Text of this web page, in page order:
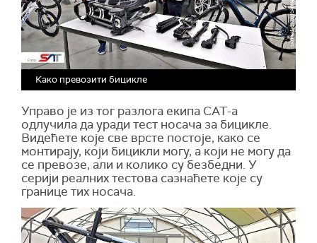
Како превозити бицикле
Управо је из тог разлога екипа САТ-а
одлучила да уради тест носача за бицикле.
Видећете које све врсте постоје, како се
монтирају, који бицикли могу, а који не могу да
се превозе, али и колико су безбедни. У
серији реалних тестова сазнаћете које су
границе тих носача.